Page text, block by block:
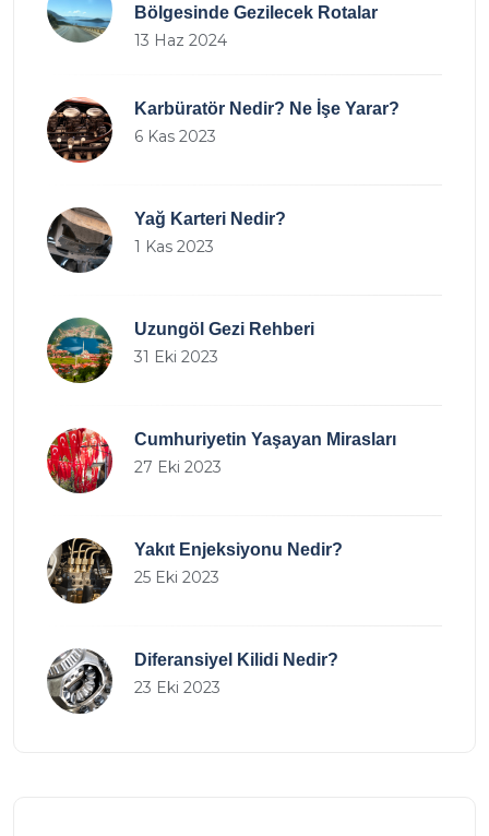
Bölgesinde Gezilecek Rotalar
13 Haz 2024
Karbüratör Nedir? Ne İşe Yarar?
6 Kas 2023
Yağ Karteri Nedir?
1 Kas 2023
Uzungöl Gezi Rehberi
31 Eki 2023
Cumhuriyetin Yaşayan Mirasları
27 Eki 2023
Yakıt Enjeksiyonu Nedir?
25 Eki 2023
Diferansiyel Kilidi Nedir?
23 Eki 2023